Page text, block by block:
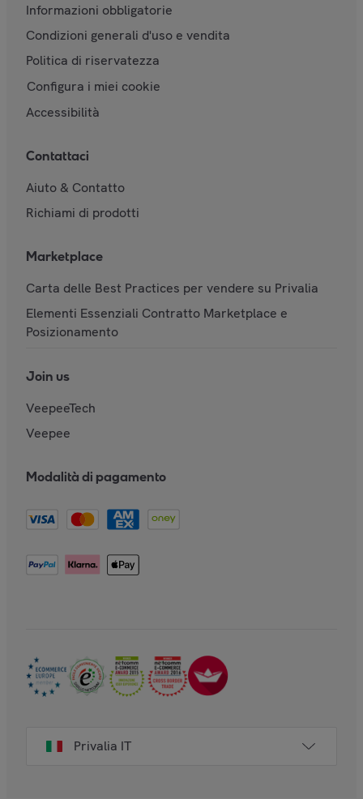
Informazioni obbligatorie
Condizioni generali d'uso e vendita
Politica di riservatezza
Configura i miei cookie
Accessibilità
Contattaci
Aiuto & Contatto
Richiami di prodotti
Marketplace
Carta delle Best Practices per vendere su Privalia
Elementi Essenziali Contratto Marketplace e
Posizionamento
Join us
VeepeeTech
Veepee
Modalità di pagamento
Privalia IT